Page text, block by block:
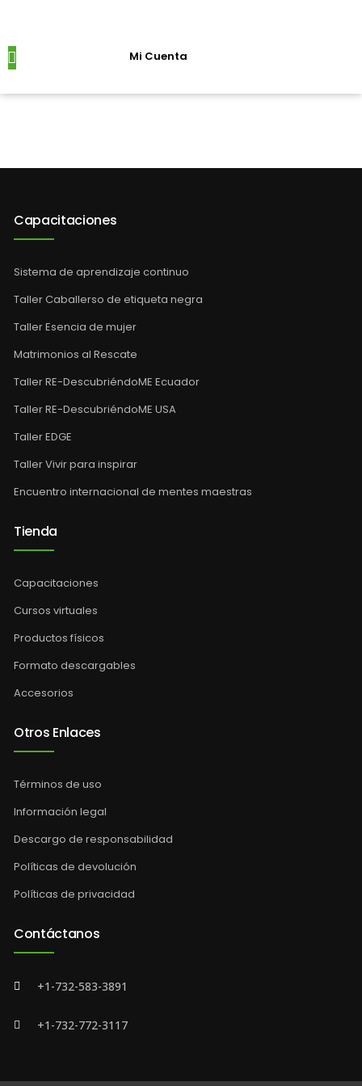
Mi Cuenta
René Mantecón
Capacitaciones
Sistema de aprendizaje continuo
Taller Caballerso de etiqueta negra
Taller Esencia de mujer
Matrimonios al Rescate
Taller RE-DescubriéndoME Ecuador
Taller RE-DescubriéndoME USA
Taller EDGE
Taller Vivir para inspirar
Encuentro internacional de mentes maestras
Tienda
Capacitaciones
Cursos virtuales
Productos físicos
Formato descargables
Accesorios
Otros Enlaces
Términos de uso
Información legal
Descargo de responsabilidad
Políticas de devolución
Políticas de privacidad
Contáctanos
+1-732-583-3891
+1-732-772-3117